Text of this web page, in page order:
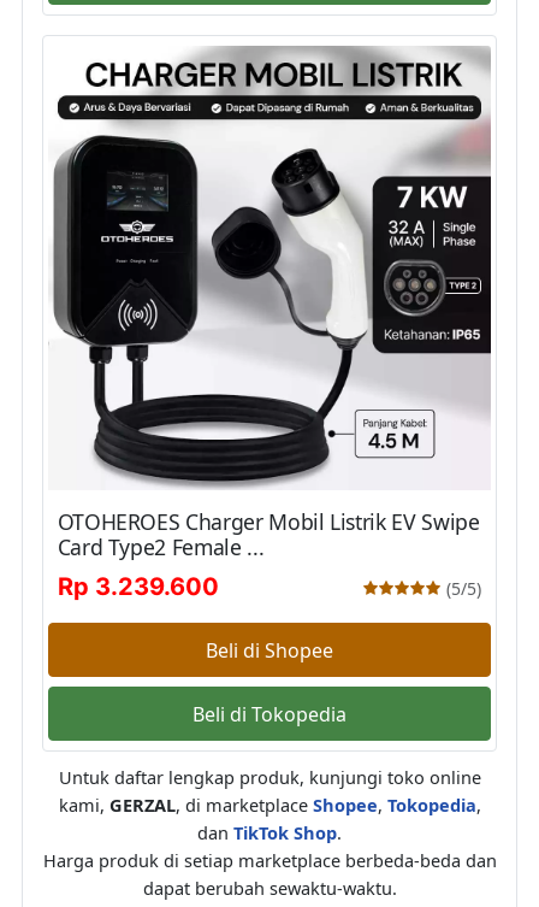
OTOHEROES Charger Mobil Listrik EV Swipe
Card Type2 Female ...
Rp 3.239.600
(5/5)
Beli di Shopee
Beli di Tokopedia
Untuk daftar lengkap produk, kunjungi toko online
kami, GERZAL, di marketplace Shopee, Tokopedia,
dan TikTok Shop.
Harga produk di setiap marketplace berbeda-beda dan
dapat berubah sewaktu-waktu.